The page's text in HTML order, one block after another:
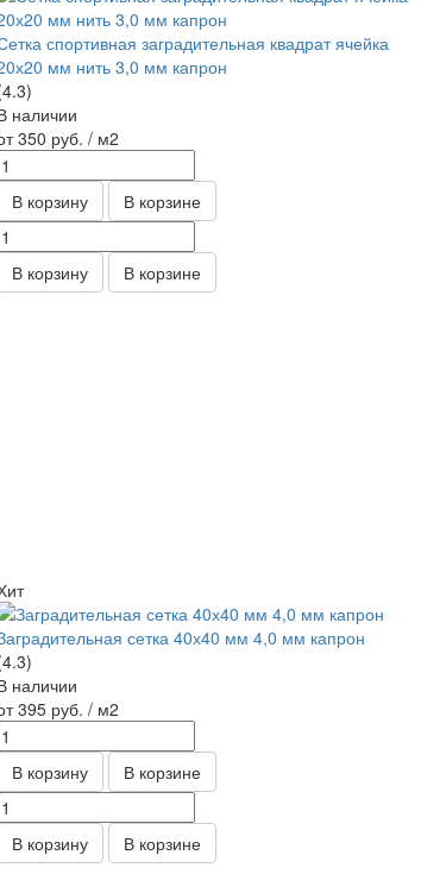
спортивная заградительная квадрат ячейка
мм нить 3,0 мм капрон
наличии
350 руб. / м2
В корзину В корзине
В корзину В корзине
сетка 40х40 мм 4,0 мм капрон
наличии
395 руб. / м2
В корзину В корзине
В корзину В корзине